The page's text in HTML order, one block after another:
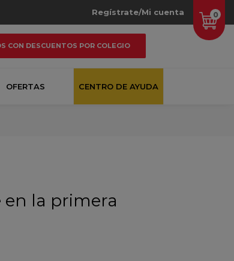
0
Regístrate/Mi cuenta
CON DESCUENTOS POR COLEGIO
OFERTAS CENTRO DE AYUDA
en la primera